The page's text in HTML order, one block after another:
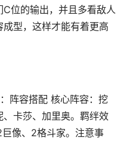
位的输出，并且多看敌人
型，这样才能有着更高
阵容搭配 核心阵容：挖
卡莎、加里奥。羁绊效
像、2格斗家。注意事